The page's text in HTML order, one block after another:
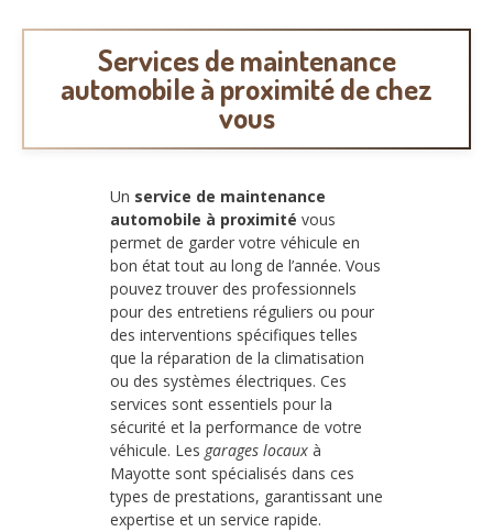
Services de maintenance
automobile à proximité de chez
vous
Un service de maintenance
automobile à proximité vous
permet de garder votre véhicule en
bon état tout au long de l’année. Vous
pouvez trouver des professionnels
pour des entretiens réguliers ou pour
des interventions spécifiques telles
que la réparation de la climatisation
ou des systèmes électriques. Ces
services sont essentiels pour la
sécurité et la performance de votre
véhicule. Les garages locaux à
Mayotte sont spécialisés dans ces
types de prestations, garantissant une
expertise et un service rapide.